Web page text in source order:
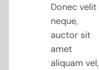
Donec velit
neque,
auctor sit
amet
aliquam vel,
Mauris
blandit
aliquet elit,
eget
tincidunt